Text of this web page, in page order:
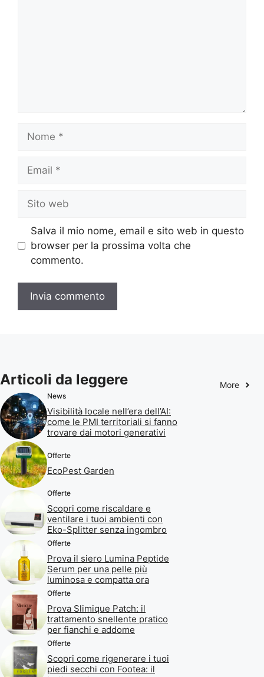
web
Salva il mio nome, email e sito web in questo
browser per la prossima volta che
commento.
Articoli da leggere More
News
Visibilità locale nell’era dell’AI:
come le PMI territoriali si fanno
trovare dai motori generativi
Offerte
EcoPest Garden
Offerte
Scopri come riscaldare e
ventilare i tuoi ambienti con
Eko-Splitter senza ingombro
Offerte
Prova il siero Lumina Peptide
Serum per una pelle più
luminosa e compatta ora
Offerte
Prova Slimique Patch: il
trattamento snellente pratico
per fianchi e addome
Offerte
Scopri come rigenerare i tuoi
piedi secchi con Footea: il